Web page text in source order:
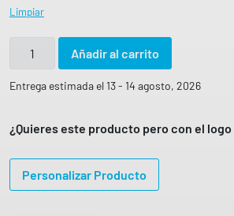
Limpiar
l
d
e
Añadir al carrito
Entrega estimada el 13 - 14 agosto, 2026
¿Quieres este producto pero con el
Personalizar Producto